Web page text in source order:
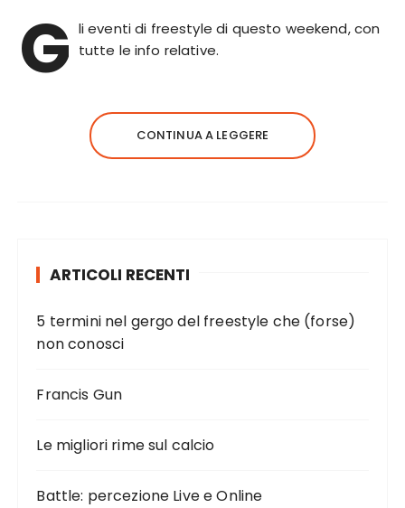
G li eventi di freestyle di questo weekend, con
tutte le info relative.
CONTINUA A LEGGERE
ARTICOLI RECENTI
5 termini nel gergo del freestyle che (forse)
non conosci
Francis Gun
Le migliori rime sul calcio
Battle: percezione Live e Online